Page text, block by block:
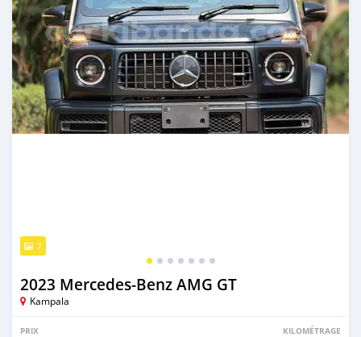
7
2023 Mercedes‒Benz AMG GT
Kampala
PRIX KILOMÉTRAGE